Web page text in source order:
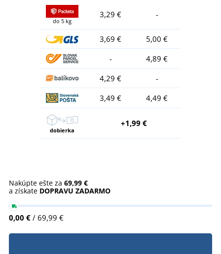
do 5 kg
3,29 € -
3,69 €
5,00 €
-
4,89 €
4,29 €
-
3,49 €
4,49 €
dobierka
+1,99 €
Nakúpte ešte za 69,99 €
a získate DOPRAVU ZADARMO
0,00 € / 69,99 €